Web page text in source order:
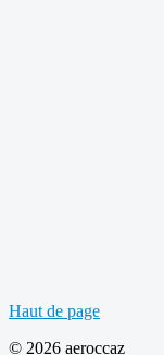
Haut de page
© 2026 aeroccaz